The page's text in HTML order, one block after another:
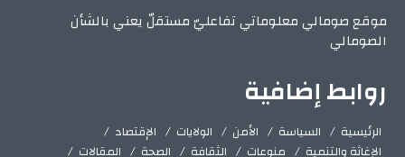
موقع صومالي معلوماتي تفاعليّ مستقلّ يعني بالشأن
الصومالي
روابط إضافية
الرئيسية السياسة الأمن الولايات
الإقتصاد
الإغاثة والتنمية
منوعات الثقافة الصحة المقالات